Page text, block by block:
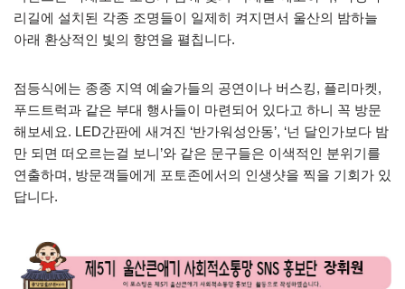
리길에 설치된 각종 조명들이 일제히 켜지면서 울산의 밤하늘
아래 환상적인 빛의 향연을 펼칩니다.
점등식에는 종종 지역 예술가들의 공연이나 버스킹, 플리마켓,
푸드트럭과 같은 부대 행사들이 마련되어 있다고 하니 꼭 방문
해보세요. LED간판에 새겨진 ‘반가워성안동’, ‘넌 달인가보다 밤
만 되면 떠오르는걸 보니’와 같은 문구들은 이색적인 분위기를
연출하며, 방문객들에게 포토존에서의 인생샷을 찍을 기회가 있
답니다.